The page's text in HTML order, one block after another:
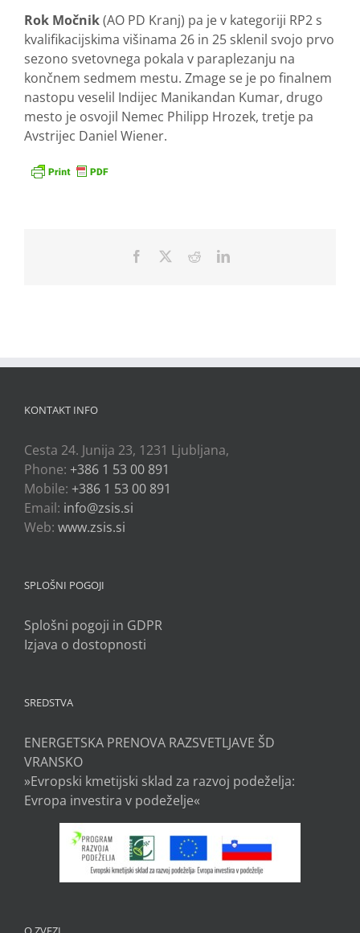
Rok Močnik(AO PD Kranj) pa je v kategoriji RP2 s
kvalifikacijskima višinama 26 in 25 sklenil svojo prvo
sezono svetovnega pokala v paraplezanju na
končnem sedmem mestu. Zmage se je po finalnem
nastopu veselil Indijec Manikandan Kumar, drugo
mesto je osvojil Nemec Philipp Hrozek, tretje pa
Avstrijec Daniel Wiener.
Facebook RedditLinkedIn
KONTAKT INFO
Cesta 24. Junija 23, 1231 Ljubljana,
Phone: +386 1 53 00 891
Mobile: +386 1 53 00 891
Email: info@zsis.si
Web: www.zsis.si
SPLOŠNI POGOJI
Splošni pogoji in GDPR
Izjava o dostopnosti
SREDSTVA
ENERGETSKA PRENOVA RAZSVETLJAVE ŠD
VRANSKO
»Evropski kmetijski sklad za razvoj podeželja:
Evropa investira v podeželje«